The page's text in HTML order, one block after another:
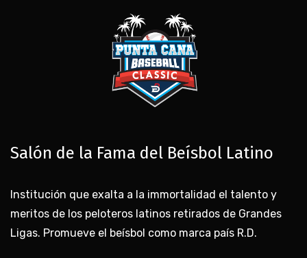
Salón de la Fama del Beísbol Latino
Institución que exalta a la immortalidad el talento y
meritos de los peloteros latinos retirados de Grandes
Ligas. Promueve el beísbol como marca país R.D.